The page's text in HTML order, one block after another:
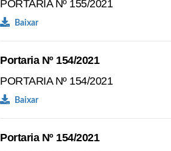
PORTARIA Nº 155/2021
Baixar
Portaria Nº 154/2021
PORTARIA Nº 154/2021
Baixar
Portaria Nº 154/2021